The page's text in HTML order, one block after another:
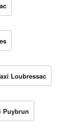
Loubressac
Puybrun